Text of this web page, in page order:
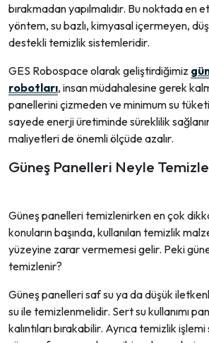
bırakmadan yapılmalıdır. Bu noktada en
yöntem, su bazlı, kimyasal içermeyen,
destekli temizlik sistemleridir.
GES Robospace olarak geliştirdiğimiz
robotları, insan müdahalesine gerek
panellerini çizmeden ve minimum su
sayede enerji üretiminde süreklilik
maliyetleri de önemli ölçüde azalır.
Güneş Panelleri Neyle
Güneş panelleri temizlenirken en çok
konuların başında, kullanılan temizlik
yüzeyine zarar vermemesi gelir. Peki
temizlenir?
Güneş panelleri saf su ya da düşük
su ile temizlenmelidir. Sert su kullanımı
kalıntıları bırakabilir. Ayrıca temizlik işlemi